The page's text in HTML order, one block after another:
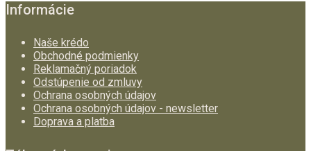
Informácie
Naše krédo
Obchodné podmienky
Reklamačný poriadok
Odstúpenie od zmluvy
Ochrana osobných údajov
Ochrana osobných údajov - newsletter
Doprava a platba